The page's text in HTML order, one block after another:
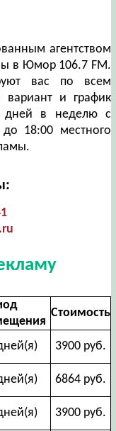
агентством
в Юмор 106.7 FM.
вас по всем
вариант и график
дней в неделю с
18:00 местного
Стоимость
3900 руб.
6864 руб.
3900 руб.